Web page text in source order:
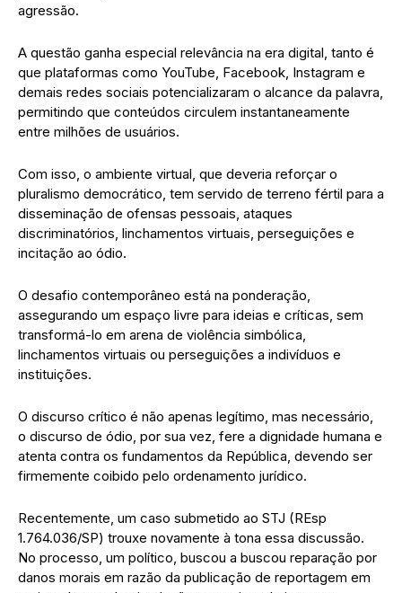
agressão.
A questão ganha especial relevância na era digital, tanto é
que plataformas como YouTube, Facebook, Instagram e
demais redes sociais potencializaram o alcance da palavra,
permitindo que conteúdos circulem instantaneamente
entre milhões de usuários.
Com isso, o ambiente virtual, que deveria reforçar o
pluralismo democrático, tem servido de terreno fértil para a
disseminação de ofensas pessoais, ataques
discriminatórios, linchamentos virtuais, perseguições e
incitação ao ódio.
O desafio contemporâneo está na ponderação,
assegurando um espaço livre para ideias e críticas, sem
transformá-lo em arena de violência simbólica,
linchamentos virtuais ou perseguições a indivíduos e
instituições.
O discurso crítico é não apenas legítimo, mas necessário,
o discurso de ódio, por sua vez, fere a dignidade humana e
atenta contra os fundamentos da República, devendo ser
firmemente coibido pelo ordenamento jurídico.
Recentemente, um caso submetido ao STJ (REsp
1.764.036/SP) trouxe novamente à tona essa discussão.
No processo, um político, buscou a buscou reparação por
danos morais em razão da publicação de reportagem em